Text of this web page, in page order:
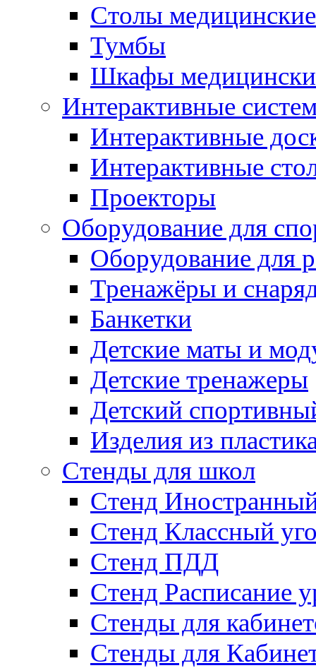
Столы медицинские
Тумбы
Шкафы
Интерактивные
Интерактивные
Интерактивные
Проекторы
Оборудование для
Оборудование для
Тренажёры и
Банкетки
Детские маты и
Детские тренажеры
Детский
Изделия из
Стенды для школ
Стенд
Стенд Классный
Стенд ПДД
Стенд Расписание
Стенды для
Стенды для